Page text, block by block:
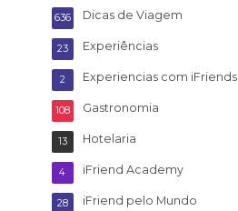
Dicas de Viagem
636
Experiências
23
Experiencias com iFriends
2
Gastronomia
108
Hotelaria
13
iFriend Academy
4
iFriend pelo Mundo
28